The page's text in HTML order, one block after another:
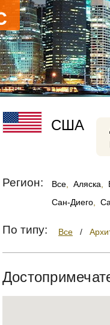
США
Регион: Все Аляска
Сан-Диего
По типу: Все /